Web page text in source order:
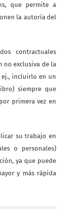
que permite a
la autoría del
contractuales
exclusiva de la
incluirlo en un
siempre que
primera vez en
su trabajo en
o personales)
ya que puede
y más rápida